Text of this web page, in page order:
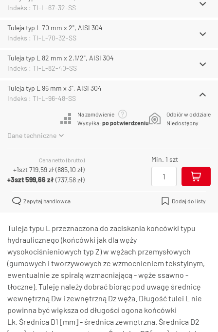
Indeks : TI-L-67-32-SS
Tuleja typ L 70 mm x 2", AISI 304
Indeks : TI-L-70-32-SS
Tuleja typ L 82 mm x 2.1/2", AISI 304
Indeks : TI-L-82-40-SS
Tuleja typ L 96 mm x 3", AISI 304
Indeks : TI-L-96-48-SS
Na zamówienie
Wysyłka: po potwierdzeniu
Odbiór w oddziale
Niedostępny
Dane techniczne
Cena netto (brutto)
+1szt719,59 zł(885,10 zł)
+3szt599,66 zł(737,58 zł)
Min. 1 szt
Zapytaj handlowca Dodaj do listy
Tuleja typu L przeznaczona do zaciskania końcówki typu
hydraulicznego (końcówki jak dla węży
wysokociśnieniowych typ Z) w wężach przemysłowych
(gumowych i tworzywowych ze wzmocnieniem tekstylnym,
ewentualnie ze spiralą wzmacniającą - węże ssawno -
tłoczne). Tuleję należy dobrać biorąc pod uwagę średnicę
wewnętrzną Dw i zewnętrzną Dz węża. Długość tulei L nie
powinna być większa od długości ogona końcówki
Lk. Średnica D1 [mm] - średnica zewnętrzna. Średnica D2